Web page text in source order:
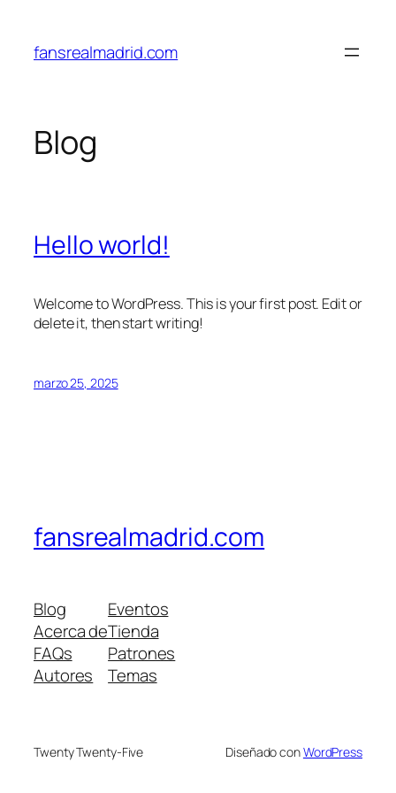
contenido
fansrealmadrid.com
Blog
Hello world!
Welcome to WordPress. This is your first post. Edit or
delete it, then start writing!
marzo 25, 2025
fansrealmadrid.com
Blog
Acerca de
FAQs
Autores
Eventos
Tienda
Patrones
Temas
Twenty Twenty-Five Diseñado conWordPress